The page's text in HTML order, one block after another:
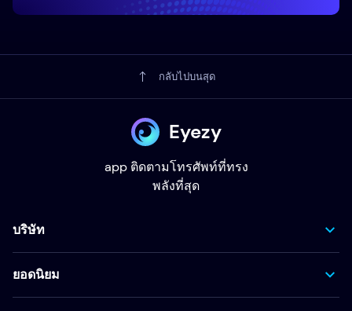
กลับไปบนสุด
Eyezy
app ติดตามโทรศัพท์ที่ทรง
พลังที่สุด
บริษัท
ยอดนิยม